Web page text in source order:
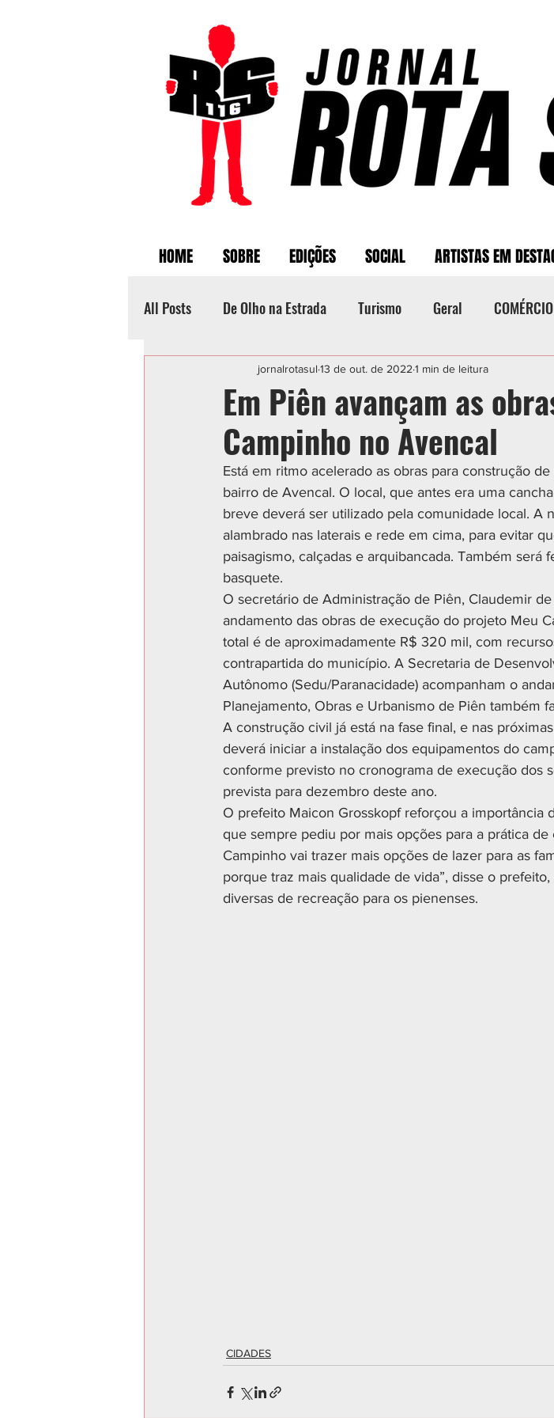
HOME SOBRE EDIÇÕES SOCIAL ARTISTAS EM
All Posts De Olho na Estrada Turismo Geral COMÉRCIO
Categoria sem título POLICIAL ESPORTE CIDADES
Em Piên avançam as
Campinho no Avencal
jornalrotasul 13 de out. de 2022 1 min de leitura
Está em ritmo acelerado as obras para construção
bairro de Avencal. O local, que antes era uma
breve deverá ser utilizado pela comunidade local. A
alambrado nas laterais e rede em cima, para evitar
paisagismo, calçadas e arquibancada. Também será
basquete.
O secretário de Administração de Piên, Claudemir
andamento das obras de execução do projeto Meu
total é de aproximadamente R$ 320 mil, com
contrapartida do município. A Secretaria de
Autônomo (Sedu/Paranacidade) acompanham o
Planejamento, Obras e Urbanismo de Piên também
A construção civil já está na fase final, e nas
deverá iniciar a instalação dos equipamentos do
conforme previsto no cronograma de execução dos
prevista para dezembro deste ano.
O prefeito Maicon Grosskopf reforçou a importância
que sempre pediu por mais opções para a prática
Campinho vai trazer mais opções de lazer para as
porque traz mais qualidade de vida”, disse o
diversas de recreação para os pienenses.
CIDADES